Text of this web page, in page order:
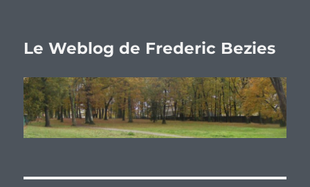
Le Weblog de Frederic Bezies